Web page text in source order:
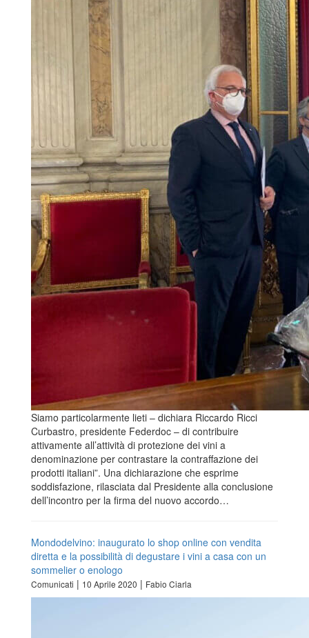
Siamo particolarmente lieti – dichiara Riccardo Ricci
Curbastro, presidente Federdoc – di contribuire
attivamente all’attività di protezione dei vini a
denominazione per contrastare la contraffazione dei
prodotti italiani”. Una dichiarazione che esprime
soddisfazione, rilasciata dal Presidente alla conclusione
dell’incontro per la firma del nuovo accordo…
Mondodelvino: inaugurato lo shop online con vendita
diretta e la possibilità di degustare i vini a casa con un
sommelier o enologo
Comunicati | 10 Aprile 2020 | Fabio Ciarla